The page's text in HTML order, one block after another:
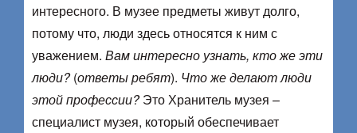
интересного. В музее предметы живут долго,
потому что, люди здесь относятся к ним с
уважением. Вам интересно узнать, кто же эти
люди?(ответы ребят). Что же делают люди
этой профессии?Это Хранитель музея –
специалист музея, который обеспечивает